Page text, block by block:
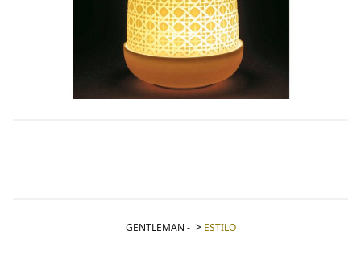
GENTLEMAN - ESTILO